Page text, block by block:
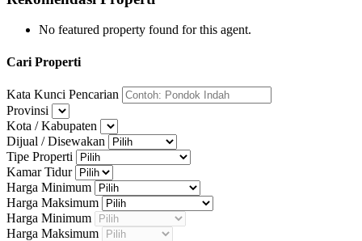
No featured property found for this agent.
Cari Properti
Kata Kunci Pencarian
Provinsi
Kota / Kabupaten
Dijual / Disewakan
Tipe Properti
Kamar Tidur
Harga Minimum
Harga Maksimum
Harga Minimum
Harga Maksimum